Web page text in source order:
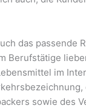
das
Berufstätige
im
sowie des